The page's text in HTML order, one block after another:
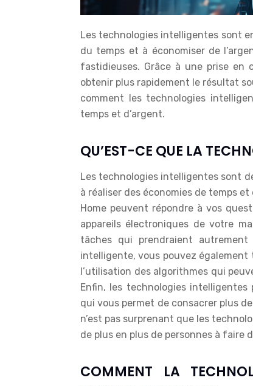
Les technologies intelligentes sont en train de révolutionner le monde. Elles peuvent vous aider à gagner
du temps et à économiser de
fastidieuses. Grâce à une prise en
obtenir plus rapidement le résultat
comment les technologies
temps et d’argent.
QU’EST-CE QUE LA
Les technologies intelligentes sont
à réaliser des économies de temps
Home peuvent répondre à vos
appareils électroniques de votre
tâches qui prendraient
intelligente, vous pouvez également
l’utilisation des algorithmes qui
Enfin, les technologies
qui vous permet de consacrer plus
n’est pas surprenant que les
de plus en plus de personnes à faire
COMMENT LA